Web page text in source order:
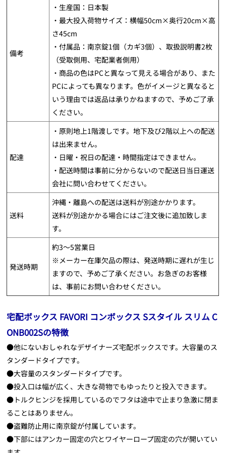
備考
・生産国：日本製
・最大投入荷物サイズ：横幅50cm×奥行20cm×高
さ45cm
・付属品：南京錠1個（カギ3個）、取扱説明書2枚
（受取側用、宅配業者側用）
・商品の色はPCと異なって見える場合があり、また
PCによっても異なります。色がイメージと異なると
いう理由では返品は承りかねますので、予めご了承
ください。
配達
・原則地上1階渡しです。地下及び2階以上への配送
は出来ません。
・日曜・祝日の配達・時間指定はできません。
・配送時間は事前に分からないので配送日当日運送
会社に問い合わせてください。
送料
沖縄・離島への配送は送料が別途かかります。
送料が別途かかる場合にはご注文後に追加致しま
す。
発送時期
約3～5営業日
※メーカー在庫欠品の際は、発送時期に遅れが生じ
ますので、予めご了承ください。お急ぎのお客様
は、事前にお問い合わせください。
宅配ボックス FAVORI コンボックス Sスタイル スリム C
ONB002Sの特徴
●他にないおしゃれなデザイナーズ宅配ボックスです。大容量のス
タンダードタイプです。
●大容量のスタンダードタイプです。
●投入口は幅が広く、大きな荷物でもゆったりと投入できます。
●トルクヒンジを採用しているのでフタは途中で止まり急激に閉ま
ることはありません。
●盗難防止用に南京錠が付属しています。
●下部にはアンカー固定の穴とワイヤーロープ固定の穴が開いてい